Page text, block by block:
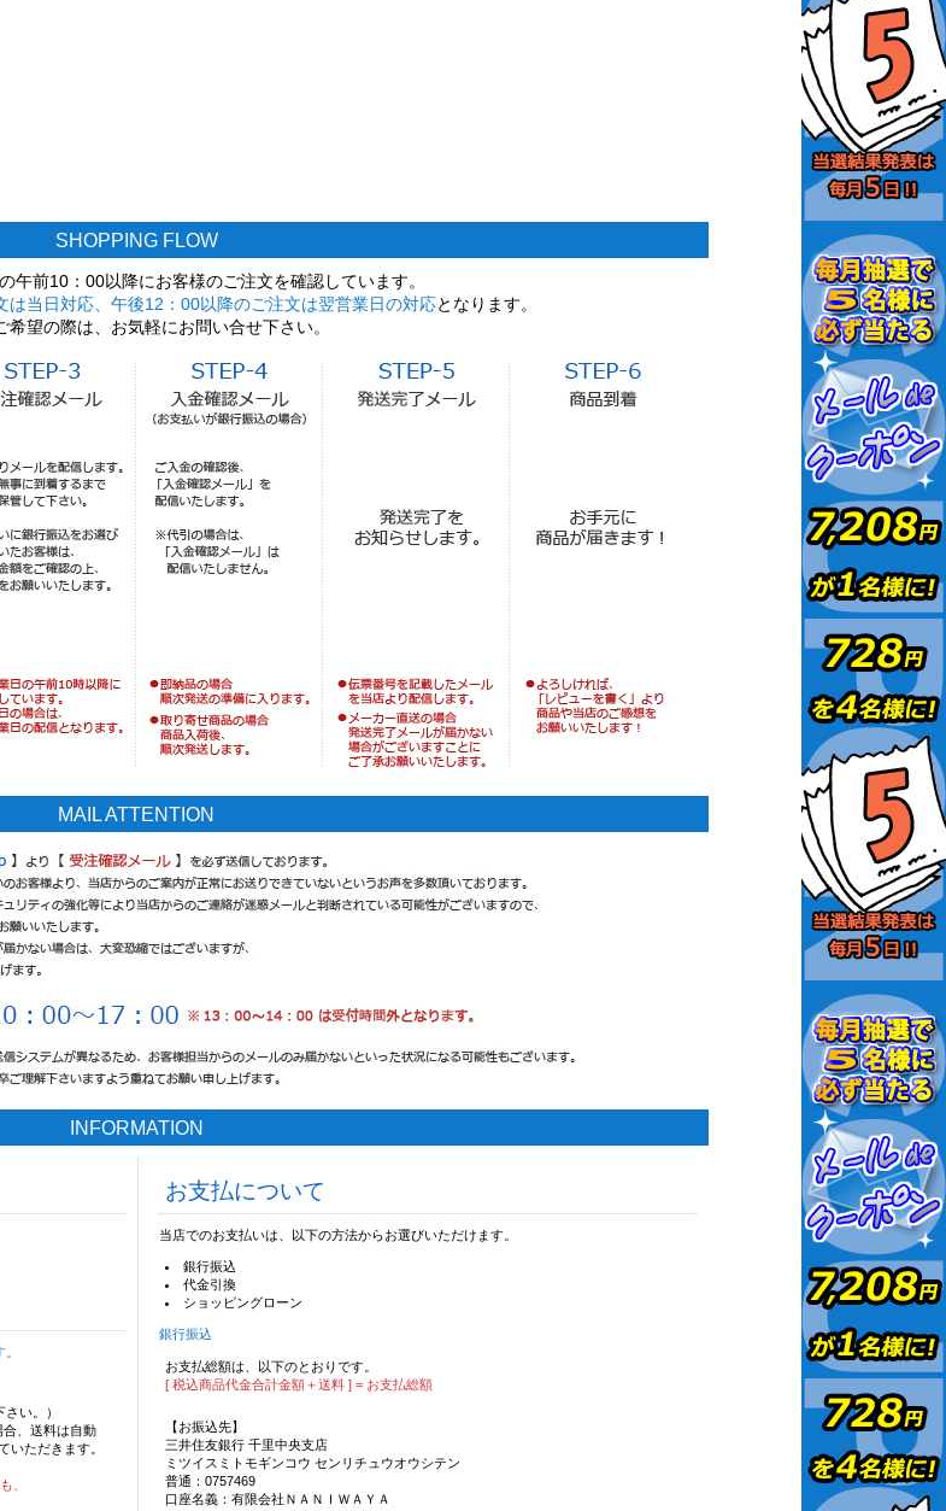
SHOPPING FLOW
午前10：00以降にお客様のご注文を確認しています。
は当日対応、午後12：00以降のご注文は翌営業日の対応となります。
希望の際は、お気軽にお問い合せ下さい。
MAIL ATTENTION
INFORMATION
い。）
合、送料は自動
いただきます。
、
お支払について
当店でのお支払いは、以下の方法からお選びいただけます。
銀行振込
代金引換
ショッピングローン
銀行振込
お支払総額は、以下のとおりです。
[ 税込商品代金合計金額＋送料 ] = お支払総額
【お振込先】
三井住友銀行 千里中央支店
ミツイスミトモギンコウ センリチュウオウシテン
普通：0757469
口座名義：有限会社ＮＡＮＩＷＡＹＡ